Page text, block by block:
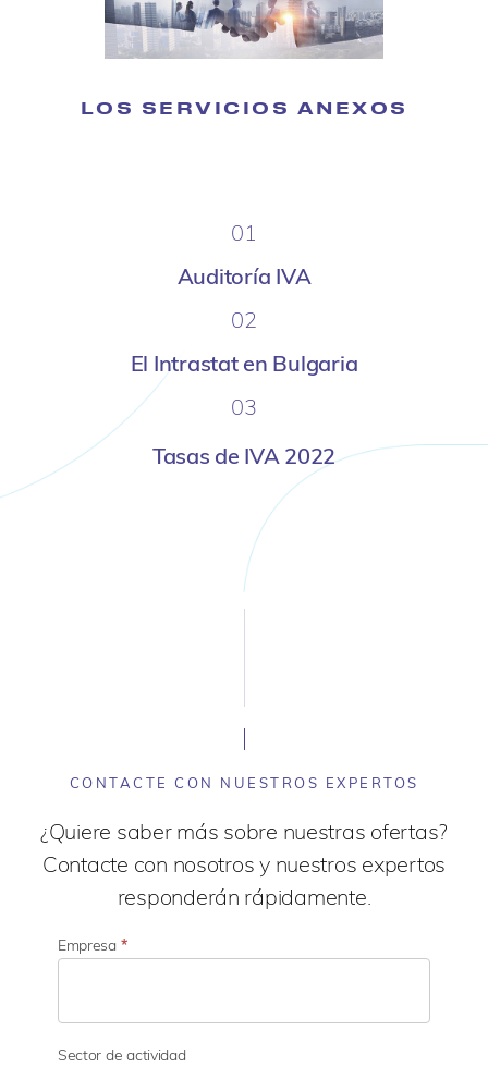
LOS SERVICIOS ANEXOS
01
Auditoría IVA
02
El Intrastat en Bulgaria
03
Tasas de IVA 2022
CONTACTE CON NUESTROS EXPERTOS
¿Quiere saber más sobre nuestras ofertas?
Contacte con nosotros y nuestros expertos
responderán rápidamente.
Empresa *
Sector de actividad